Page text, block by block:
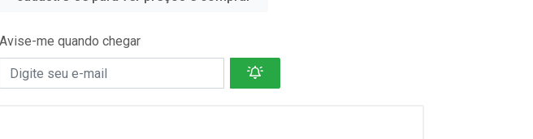
Avise-me quando chegar